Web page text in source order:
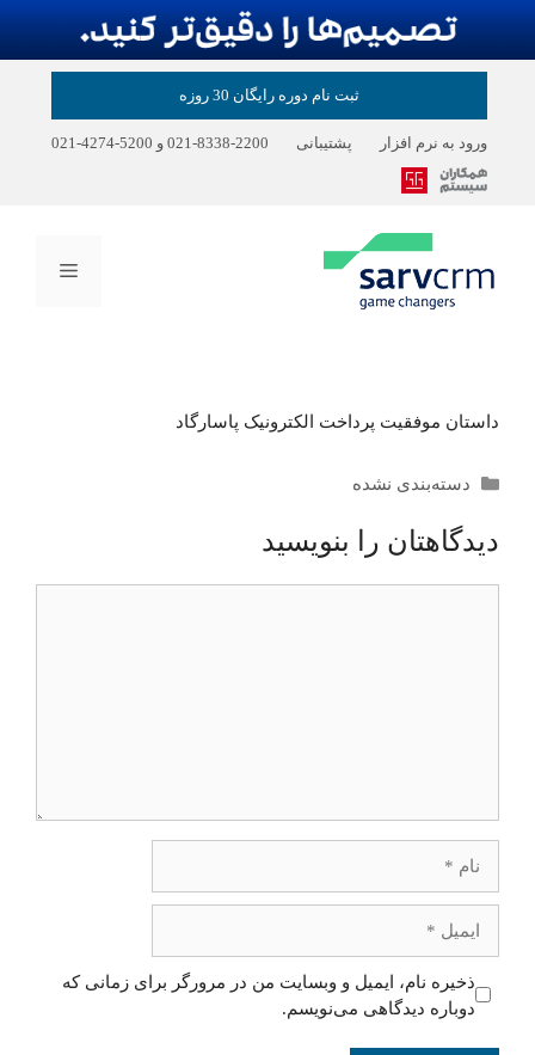
ثبت نام دوره رایگان 30 روزه
ورود به نرم افزار پشتیبانی 2200-8338-021 و 5200-4274-021
فهرست
داستان موفقیت پرداخت الکترونیک پاسارگاد
دسته‌ها
دسته‌بندی نشده
دیدگاهتان را بنویسید
ذخیره نام، ایمیل و وبسایت من در مرورگر برای زمانی که
دوباره دیدگاهی می‌نویسم.